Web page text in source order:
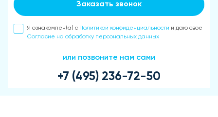
Заказать звонок
Я ознакомлен(а) с Политикой конфиденциальности и даю свое
Согласие на обработку персональных данных
или позвоните нам сами
+7 (495) 236-72-50